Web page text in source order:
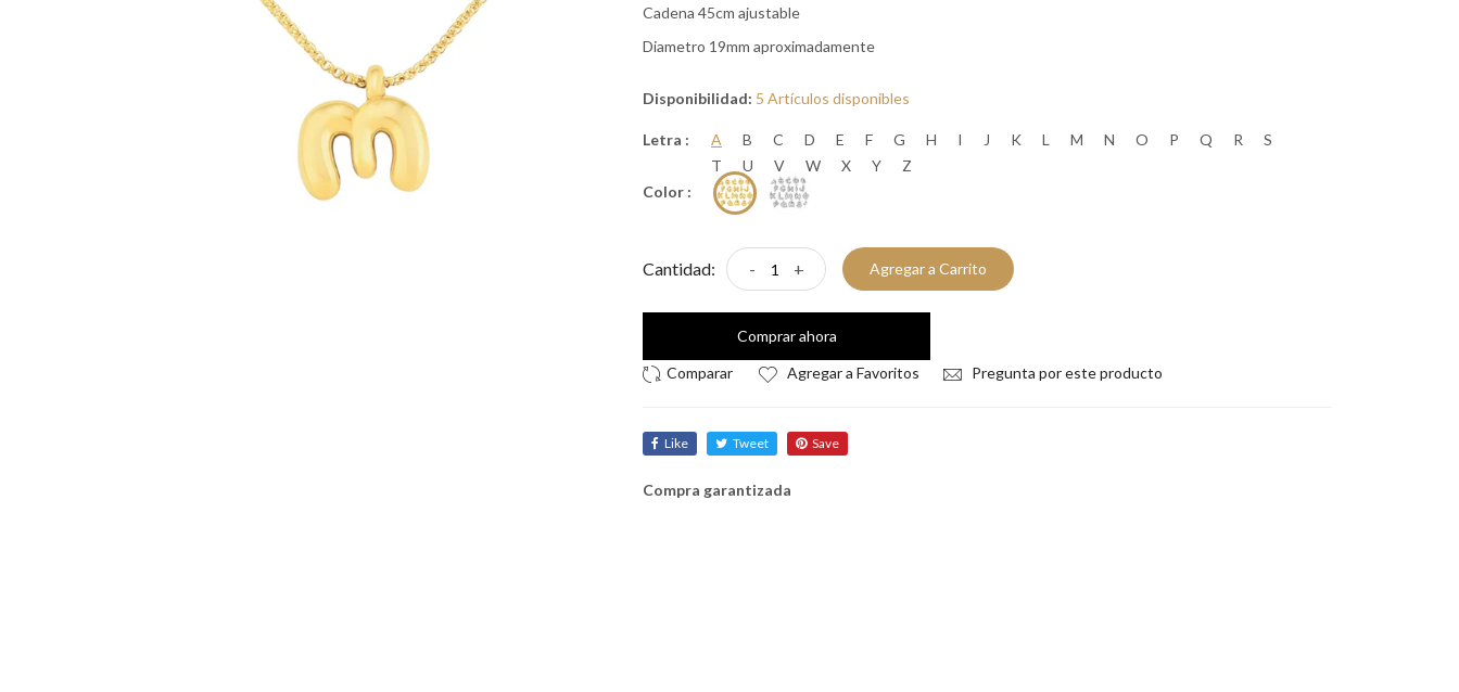
Cadena 45cm ajustable
Diametro 19mm aproximadamente
Disponibilidad: 5 Artículos disponibles
Letra : A B C D E F G H I J K L M N O P Q R
S
T
U V W X Y
Z
Color :
Cantidad: - + Agregar a Carrito
Comprar ahora
Agregar a Favoritos
Pregunta por este producto
Like Tweet Save
Compra garantizada